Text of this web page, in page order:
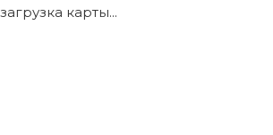
загрузка карты...